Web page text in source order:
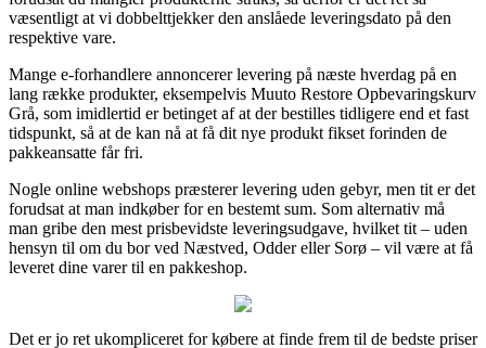
væsentligt at vi dobbelttjekker den anslåede leveringsdato på den
respektive vare.
Mange e-forhandlere annoncerer levering på næste hverdag på en
lang række produkter, eksempelvis Muuto Restore Opbevaringskurv
Grå, som imidlertid er betinget af at der bestilles tidligere end et fast
tidspunkt, så at de kan nå at få dit nye produkt fikset forinden de
pakkeansatte får fri.
Nogle online webshops præsterer levering uden gebyr, men tit er det
forudsat at man indkøber for en bestemt sum. Som alternativ må
man gribe den mest prisbevidste leveringsudgave, hvilket tit – uden
hensyn til om du bor ved Næstved, Odder eller Sorø – vil være at få
leveret dine varer til en pakkeshop.
Det er jo ret ukompliceret for købere at finde frem til de bedste priser